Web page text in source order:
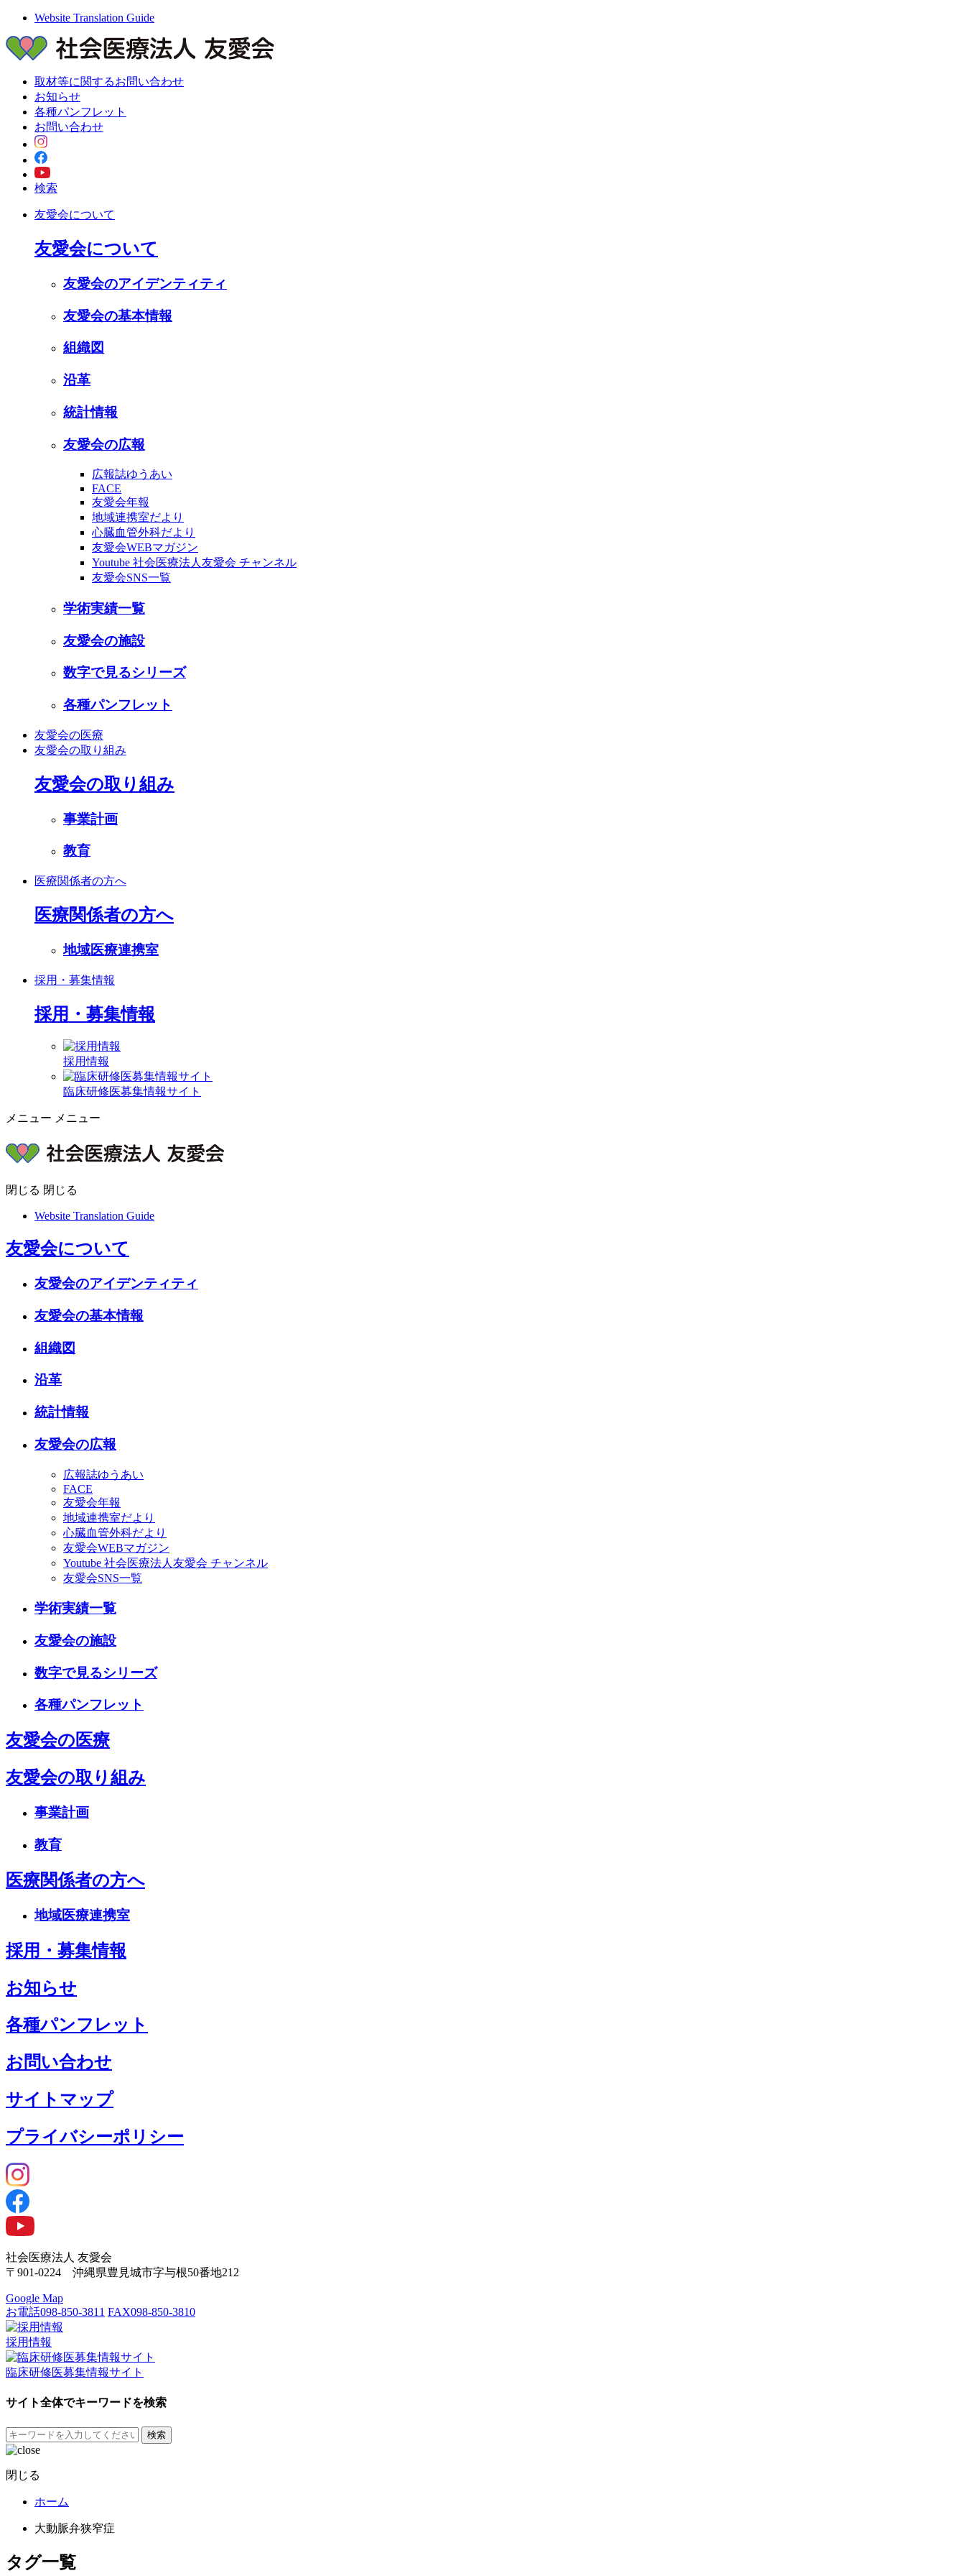
Website Translation Guide
取材等に関するお問い合わせ
お知らせ
各種パンフレット
お問い合わせ
検索
友愛会について
友愛会について
友愛会のアイデンティティ
友愛会の基本情報
組織図
沿革
統計情報
友愛会の広報
広報誌ゆうあい
FACE
友愛会年報
地域連携室だより
心臓血管外科だより
友愛会WEBマガジン
Youtube 社会医療法人友愛会 チャンネル
友愛会SNS一覧
学術実績一覧
友愛会の施設
数字で見るシリーズ
各種パンフレット
友愛会の医療
友愛会の取り組み
友愛会の取り組み
事業計画
教育
医療関係者の方へ
医療関係者の方へ
地域医療連携室
採用・募集情報
採用・募集情報
採用情報
臨床研修医募集情報サイト
メニュー メニュー
閉じる 閉じる
Website Translation Guide
友愛会について
友愛会のアイデンティティ
友愛会の基本情報
組織図
沿革
統計情報
友愛会の広報
広報誌ゆうあい
FACE
友愛会年報
地域連携室だより
心臓血管外科だより
友愛会WEBマガジン
Youtube 社会医療法人友愛会 チャンネル
友愛会SNS一覧
学術実績一覧
友愛会の施設
数字で見るシリーズ
各種パンフレット
友愛会の医療
友愛会の取り組み
事業計画
教育
医療関係者の方へ
地域医療連携室
採用・募集情報
お知らせ
各種パンフレット
お問い合わせ
サイトマップ
プライバシーポリシー
社会医療法人 友愛会
〒901-0224 沖縄県豊見城市字与根50番地212
Google Map
お電話098-850-3811 FAX098-850-3810
採用情報
臨床研修医募集情報サイト
サイト全体でキーワードを検索
検索
閉じる
ホーム
大動脈弁狭窄症
タグ一覧